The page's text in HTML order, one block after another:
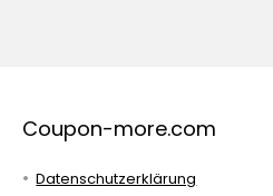
Coupon-more.com
Datenschutzerklärung